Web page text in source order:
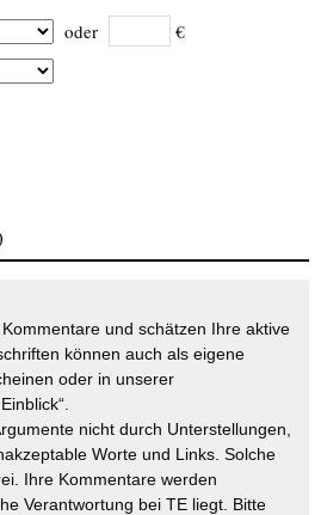
oder
€
und schätzen Ihre aktive
können auch als eigene
oder in unserer
nicht durch Unterstellungen,
Worte und Links. Solche
Ihre Kommentare werden
Verantwortung bei TE liegt. Bitte